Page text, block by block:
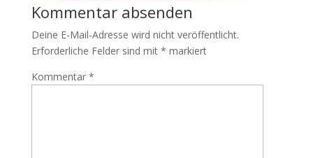
Kommentar absenden
Deine E-Mail-Adresse wird nicht veröffentlicht.
Erforderliche Felder sind mit * markiert
Kommentar *